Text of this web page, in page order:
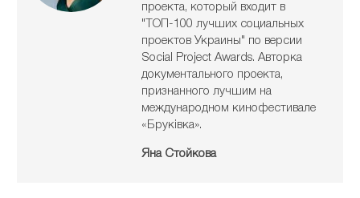
проекта, который входит в
"ТОП-100 лучших социальных
проектов Украины" по версии
Social Project Awards. Авторка
документального проекта,
признанного лучшим на
международном кинофестивале
«Бруківка».
Яна Стойкова